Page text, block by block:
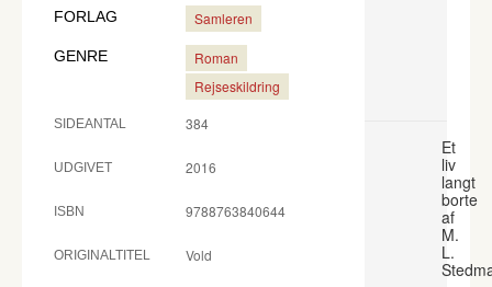
FORLAG Samleren
GENRE
Roman
Rejseskildring
SIDEANTAL 384
UDGIVET 2016
ISBN 9788763840644
ORIGINALTITEL Vold
Et
liv
langt
borte
af
M.
L.